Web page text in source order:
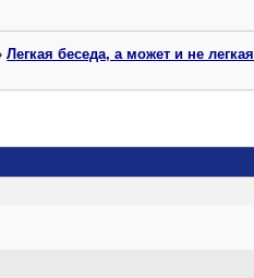
Легкая беседа, а может и не легкая